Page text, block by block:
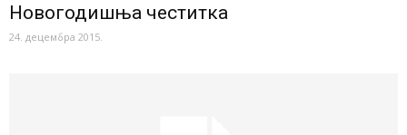
Новогодишња честитка
24. децембра 2015.